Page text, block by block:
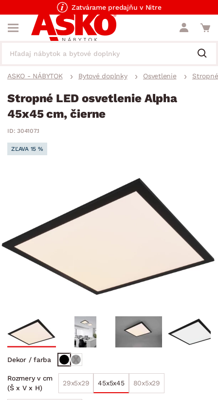
Zatvárame predajňu v Nitre
ASKO - NÁBYTOK Bytové doplnky Osvetlenie
Stropné LED osvetlenie Alpha
45x45 cm, čierne
ID: 304107.1
ZĽAVA 15 %
Dekor / farba
Rozmery v cm
(Š x V x H)
29x5x29 45x5x45 80x5x29